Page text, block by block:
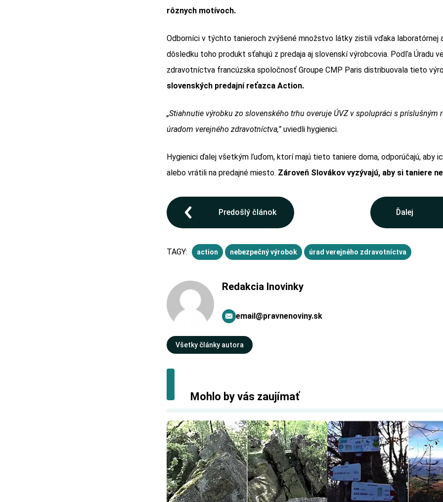
rôznych motívoch.
Odborníci v týchto tanieroch zvýšené množstvo látky zistili vďaka laboratórnej
dôsledku toho produkt sťahujú z predaja aj slovenskí výrobcovia. Podľa Úradu
zdravotníctva francúzska spoločnosť Groupe CMP Paris distribuovala tieto
slovenských predajní reťazca Action.
„Stiahnutie výrobku zo slovenského trhu overuje ÚVZ v spolupráci s príslušným
úradom verejného zdravotníctva,”uviedli hygienici.
Hygienici ďalej všetkým ľuďom, ktorí majú tieto taniere doma, odporúčajú, aby
alebo vrátili na predajné miesto. Zároveň Slovákov vyzývajú, aby si taniere
Predošlý článok Ďalej
TAGY: action nebezpečný výrobok úrad verejného zdravotníctva
Redakcia Inovinky
email@pravnenoviny.sk
Všetky články autora
Mohlo by vás zaujímať